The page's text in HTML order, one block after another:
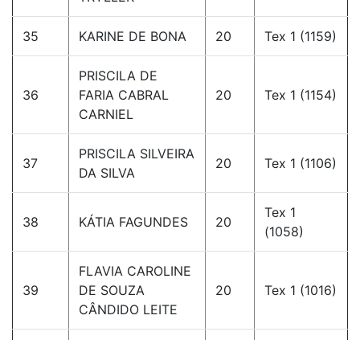
35 KARINE DE BONA 20 Tex 1 (1159)
36
PRISCILA DE
FARIA CABRAL
CARNIEL
20 Tex 1 (1154)
37
PRISCILA SILVEIRA
DA SILVA
20 Tex 1 (1106)
38 KÁTIA FAGUNDES 20
Tex 1
(1058)
39
FLAVIA CAROLINE
DE SOUZA
CÂNDIDO LEITE
20 Tex 1 (1016)